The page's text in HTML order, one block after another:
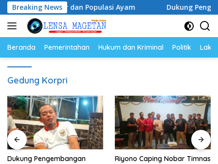
Langsung
ke
konten
Breaking News
Telur dan Populasi Ayam Dukung
Beranda Pemerintahan Hukum dan Kriminal Politik
Gedung Korpri
Dukung Pengembangan
Riyono Caping Nobar Timnas